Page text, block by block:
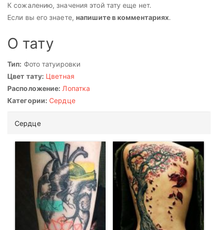
К сожалению, значения этой тату еще нет.
Если вы его знаете, напишите в комментариях.
О тату
Тип: Фото татуировки
Цвет тату: Цветная
Расположение: Лопатка
Категории: Сердце
Сердце